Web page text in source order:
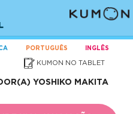
PORTUGUÊS INGLÊS
KUMON NO TABLET
YOSHIKO MAKITA